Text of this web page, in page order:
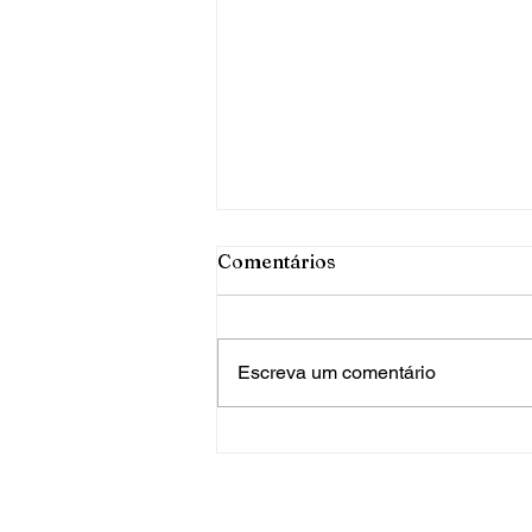
Comentários
Escreva um comentário